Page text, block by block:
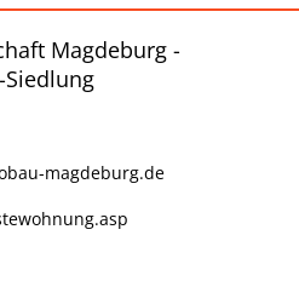
Magdeburg -
magdeburg.de